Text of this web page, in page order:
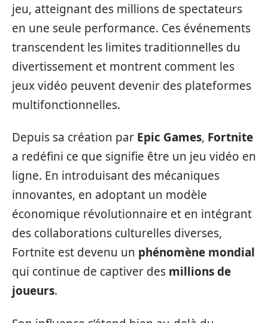
jeu, atteignant des millions de spectateurs
en une seule performance. Ces événements
transcendent les limites traditionnelles du
divertissement et montrent comment les
jeux vidéo peuvent devenir des plateformes
multifonctionnelles.
Depuis sa création par Epic Games, Fortnite
a redéfini ce que signifie être un jeu vidéo en
ligne. En introduisant des mécaniques
innovantes, en adoptant un modèle
économique révolutionnaire et en intégrant
des collaborations culturelles diverses,
Fortnite est devenu un phénomène mondial
qui continue de captiver des millions de
joueurs.